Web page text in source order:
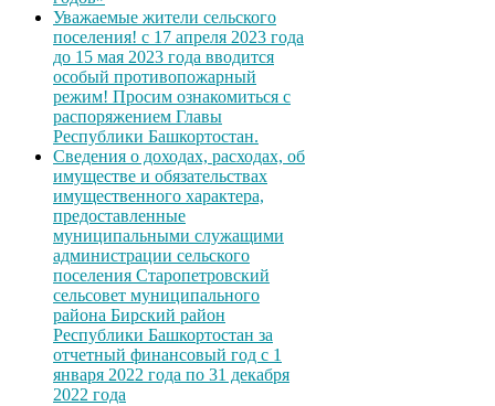
Уважаемые жители сельского
поселения! с 17 апреля 2023 года
до 15 мая 2023 года вводится
особый противопожарный
режим! Просим ознакомиться с
распоряжением Главы
Республики Башкортостан.
Сведения о доходах, расходах, об
имуществе и обязательствах
имущественного характера,
предоставленные
муниципальными служащими
администрации сельского
поселения Старопетровский
сельсовет муниципального
района Бирский район
Республики Башкортостан за
отчетный финансовый год с 1
января 2022 года по 31 декабря
2022 года